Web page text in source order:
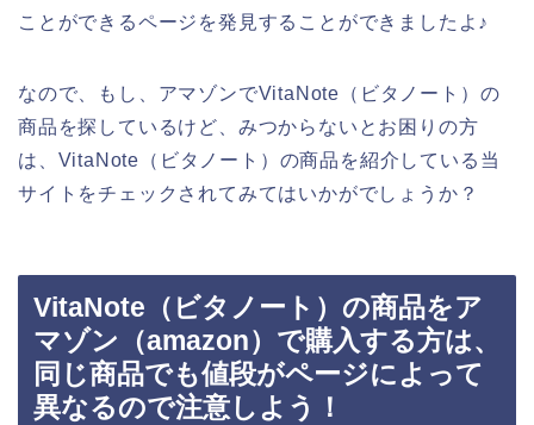
ことができるページを発見することができましたよ♪
なので、もし、アマゾンでVitaNote（ビタノート）の
商品を探しているけど、みつからないとお困りの方
は、VitaNote（ビタノート）の商品を紹介している当
サイトをチェックされてみてはいかがでしょうか？
VitaNote（ビタノート）の商品をア
マゾン（amazon）で購入する方は、
同じ商品でも値段がページによって
異なるので注意しよう！